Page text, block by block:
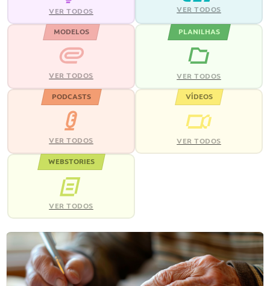
VER TODOS VER TODOS
MODELOS
VER TODOS
PLANILHAS
VER TODOS
PODCASTS
VER TODOS
VÍDEOS
VER TODOS
WEBSTORIES
VER TODOS